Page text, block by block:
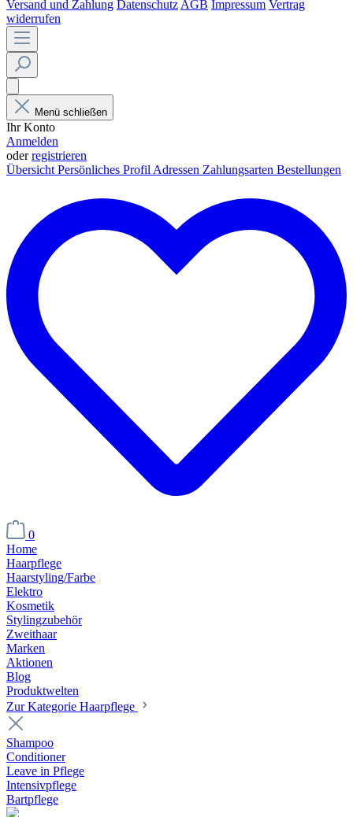
Versand und Zahlung Datenschutz AGB Impressum Vertrag
widerrufen
Menü schließen
Ihr Konto
Anmelden
oderregistrieren
Übersicht Persönliches Profil Adressen Zahlungsarten Bestellungen
0
Home
Haarpflege
Haarstyling/Farbe
Elektro
Kosmetik
Stylingzubehör
Zweithaar
Marken
Aktionen
Blog
Produktwelten
Zur Kategorie Haarpflege
Shampoo
Conditioner
Leave in Pflege
Intensivpflege
Bartpflege